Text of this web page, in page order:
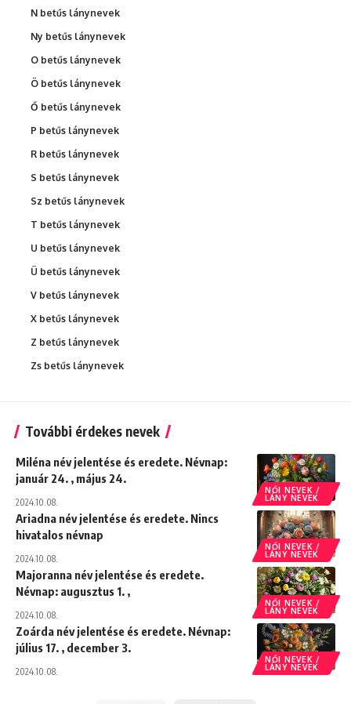
N betűs lánynevek
Ny betűs lánynevek
O betűs lánynevek
Ö betűs lánynevek
Ő betűs lánynevek
P betűs lánynevek
R betűs lánynevek
S betűs lánynevek
Sz betűs lánynevek
T betűs lánynevek
U betűs lánynevek
Ü betűs lánynevek
V betűs lánynevek
X betűs lánynevek
Z betűs lánynevek
Zs betűs lánynevek
További érdekes nevek
NŐI NEVEK /
LÁNY NEVEK
Miléna név jelentése és eredete. Névnap:
január 24. , május 24.
2024.10.08.
NŐI NEVEK /
LÁNY NEVEK
Ariadna név jelentése és eredete. Nincs
hivatalos névnap
2024.10.08.
NŐI NEVEK /
LÁNY NEVEK
Majoranna név jelentése és eredete.
Névnap: augusztus 1. ,
2024.10.08.
NŐI NEVEK /
LÁNY NEVEK
Zoárda név jelentése és eredete. Névnap:
július 17. , december 3.
2024.10.08.